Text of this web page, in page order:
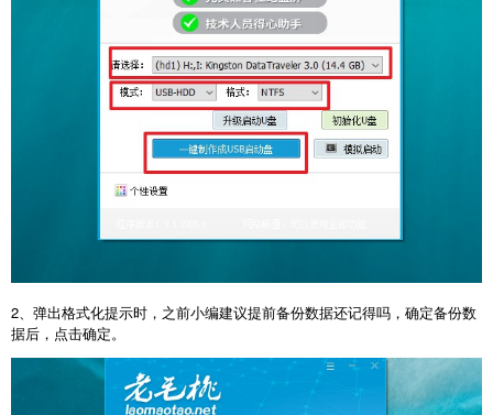
2、弹出格式化提示时，之前小编建议提前备份数据还记得吗，确定备份数
据后，点击确定。